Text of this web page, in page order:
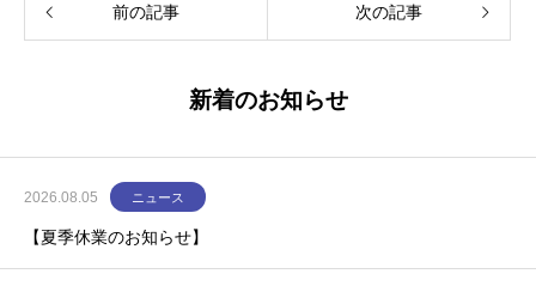
前の記事 次の記事
新着のお知らせ
2026.08.05 ニュース
【夏季休業のお知らせ】